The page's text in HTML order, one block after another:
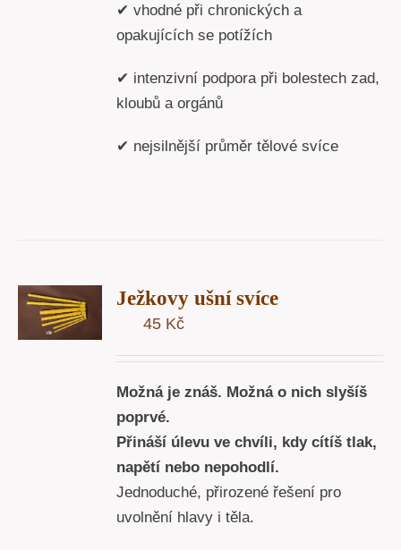
✔ vhodné při chronických a
opakujících se potížích
✔ intenzivní podpora při bolestech zad,
kloubů a orgánů
✔ nejsilnější průměr tělové svíce
Ježkovy ušní svíce
45 Kč
Možná je znáš. Možná o nich slyšíš
poprvé.
Přináší úlevu ve chvíli, kdy cítíš tlak,
napětí nebo nepohodlí.
Jednoduché, přirozené řešení pro
uvolnění hlavy i těla.